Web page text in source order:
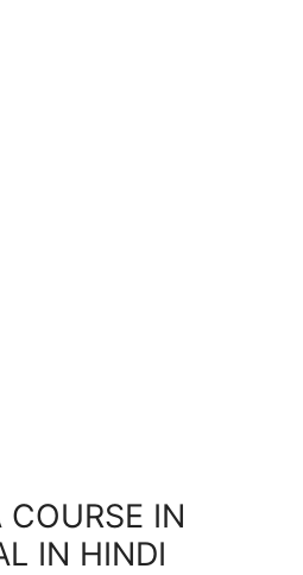
IN
IN HINDI